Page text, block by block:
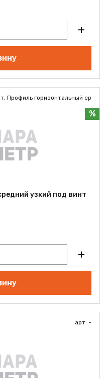
Профиль горизонтальный ср
%
узкий под винт
арт. -